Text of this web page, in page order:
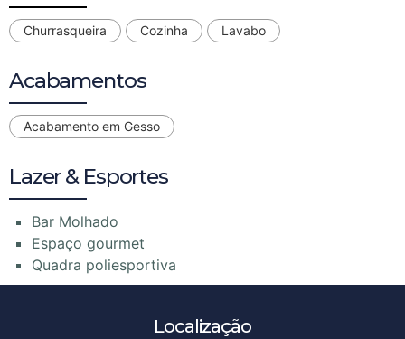
Churrasqueira Cozinha Lavabo
Acabamentos
Acabamento em Gesso
Lazer & Esportes
Bar Molhado
Espaço gourmet
Quadra poliesportiva
Localização